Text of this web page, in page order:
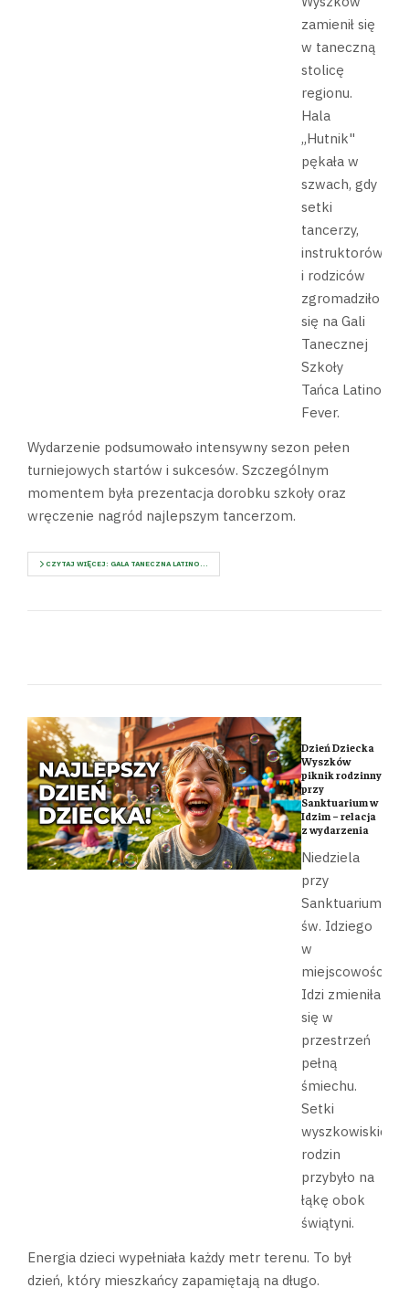
zamienił się
w taneczną
stolicę
regionu.
Hala
„Hutnik"
pękała w
szwach, gdy
setki
tancerzy,
instruktorów
i rodziców
zgromadziło
się na Gali
Tanecznej
Szkoły
Tańca Latino
Fever.
Wydarzenie podsumowało intensywny sezon pełen
turniejowych startów i sukcesów. Szczególnym
momentem była prezentacja dorobku szkoły oraz
wręczenie nagród najlepszym tancerzom.
CZYTAJ WIĘCEJ: GALA TANECZNA LATINO...
Dzień Dziecka
Wyszków
piknik rodzinny
przy
Sanktuarium w
Idzim – relacja
z wydarzenia
Niedziela
przy
Sanktuarium
św. Idziego
w
miejscowości
Idzi zmieniła
się w
przestrzeń
pełną
śmiechu.
Setki
wyszkowiskich
rodzin
przybyło na
łąkę obok
świątyni.
Energia dzieci wypełniała każdy metr terenu. To był
dzień, który mieszkańcy zapamiętają na długo.